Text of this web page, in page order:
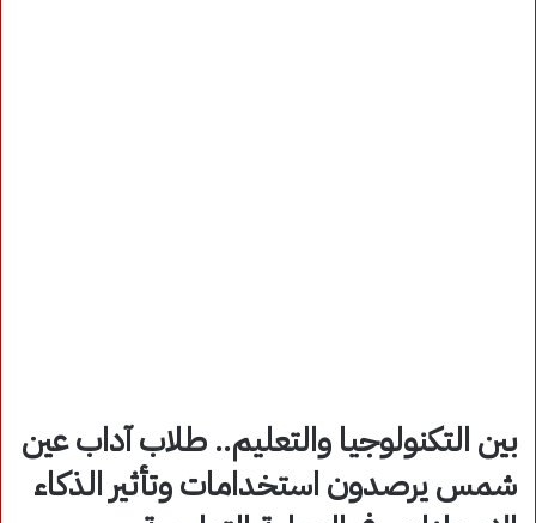
بين التكنولوجيا والتعليم.. طلاب آداب عين
شمس يرصدون استخدامات وتأثير الذكاء